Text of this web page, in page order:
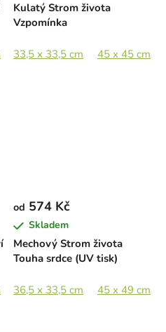
60 x 60 cm 89 x 88,5 cm
Kulatý Strom života
Vzpomínka
33,5 x 33,5 cm 45 x 45 cm
60 x 60 cm 89 x 89 cm
Mechový Strom života
Touha srdce (UV tisk)
od 574 Kč
Skladem
36,5 x 33,5 cm 45 x 49 cm